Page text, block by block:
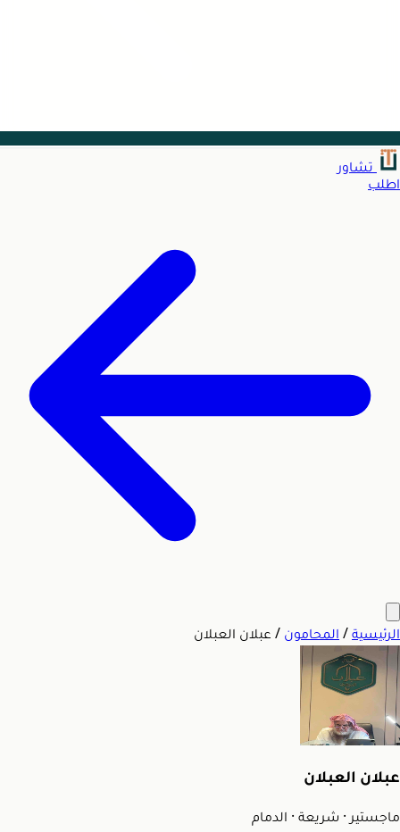
تشاور
اطلب
الرئيسية / المحامون / عبلان العبلان
عبلان العبلان
ماجستير · شريعة · الدمام